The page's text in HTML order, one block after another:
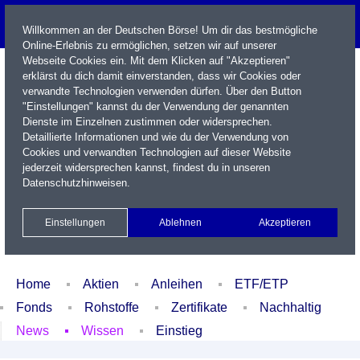
Name / WKN / ISIN / Kürzel
Xetra Realtime
Watchlist Portfolio Login
Home Aktien Anleihen
ETF/ETP
Fonds
Rohstoffe Zertifikate
Nachhaltig
News
Wissen Einstieg
Willkommen an der Deutschen Börse! Um dir das bestmögliche
Online-Erlebnis zu ermöglichen, setzen wir auf unserer
Webseite Cookies ein. Mit dem Klicken auf "Akzeptieren"
erklärst du dich damit einverstanden, dass wir Cookies oder
verwandte Technologien verwenden dürfen. Über den Button
"Einstellungen" kannst du der Verwendung der genannten
Dienste im Einzelnen zustimmen oder widersprechen.
Detaillierte Informationen und wie du der Verwendung von
Cookies und verwandten Technologien auf dieser Website
jederzeit widersprechen kannst, findest du in unseren
Datenschutzhinweisen.
Einstellungen Ablehnen Akzeptieren